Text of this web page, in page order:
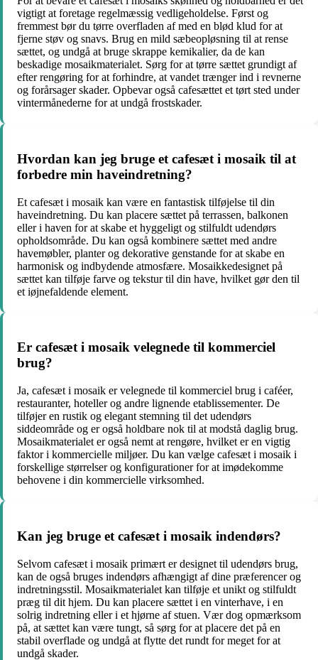
vigtigt at foretage regelmæssig vedligeholdelse. Først og
fremmest bør du tørre overfladen af med en blød klud for at
fjerne støv og snavs. Brug en mild sæbeopløsning til at rense
sættet, og undgå at bruge skrappe kemikalier, da de kan
beskadige mosaikmaterialet. Sørg for at tørre sættet grundigt af
efter rengøring for at forhindre, at vandet trænger ind i revnerne
og forårsager skader. Opbevar også cafesættet et tørt sted under
vintermånederne for at undgå frostskader.
Hvordan kan jeg bruge et cafesæt i mosaik til at
forbedre min haveindretning?
Et cafesæt i mosaik kan være en fantastisk tilføjelse til din
haveindretning. Du kan placere sættet på terrassen, balkonen
eller i haven for at skabe et hyggeligt og stilfuldt udendørs
opholdsområde. Du kan også kombinere sættet med andre
havemøbler, planter og dekorative genstande for at skabe en
harmonisk og indbydende atmosfære. Mosaikkedesignet på
sættet kan tilføje farve og tekstur til din have, hvilket gør den til
et iøjnefaldende element.
Er cafesæt i mosaik velegnede til kommerciel
brug?
Ja, cafesæt i mosaik er velegnede til kommerciel brug i caféer,
restauranter, hoteller og andre lignende etablissementer. De
tilføjer en rustik og elegant stemning til det udendørs
siddeområde og er også holdbare nok til at modstå daglig brug.
Mosaikmaterialet er også nemt at rengøre, hvilket er en vigtig
faktor i kommercielle miljøer. Du kan vælge cafesæt i mosaik i
forskellige størrelser og konfigurationer for at imødekomme
behovene i din kommercielle virksomhed.
Kan jeg bruge et cafesæt i mosaik indendørs?
Selvom cafesæt i mosaik primært er designet til udendørs brug,
kan de også bruges indendørs afhængigt af dine præferencer og
indretningsstil. Mosaikmaterialet kan tilføje et unikt og stilfuldt
præg til dit hjem. Du kan placere sættet i en vinterhave, i en
solrig indretning eller i et hjørne af stuen. Vær dog opmærksom
på, at sættet kan være tungt, så sørg for at placere det på en
stabil overflade og undgå at flytte det rundt for meget for at
undgå skader.